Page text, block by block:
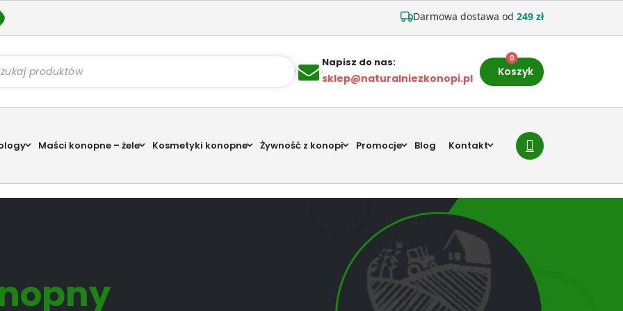
Darmowa dostawa od 249 zł
Napisz do nas:
sklep@naturalniezkonopi.pl
Koszyk
0
Maści konopne – żele Kosmetyki konopne Żywność z konopi Promocje Blog Kontakt